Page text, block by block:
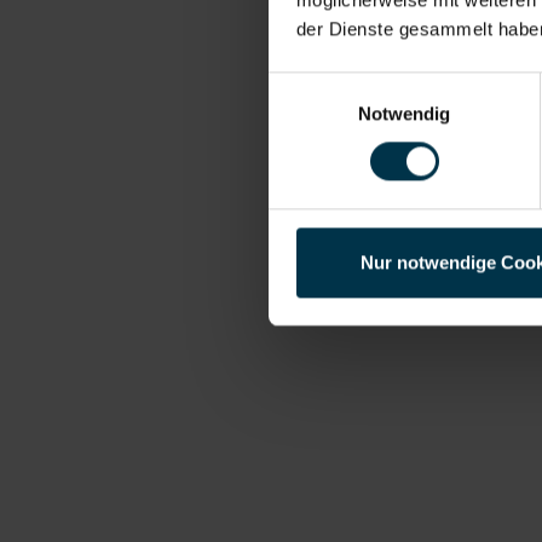
der Dienste gesammelt
Notwendig
Nur notwendige